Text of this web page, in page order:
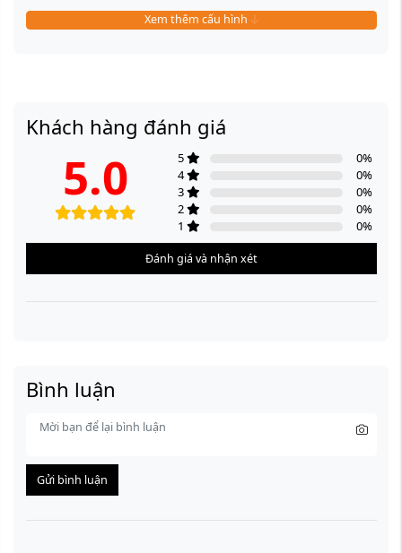
Xem thêm cấu hình
Khách hàng đánh giá
5.0 5 0%
4
0%
3
0%
2
0%
1
0%
Đánh giá và nhận xét
Bình luận
Gửi bình luận